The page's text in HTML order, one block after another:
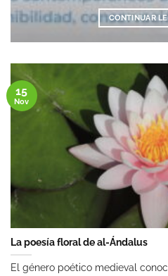
CONTINUAR
La poesía floral de al-Ándalus
El género poético medieval
15
Nov